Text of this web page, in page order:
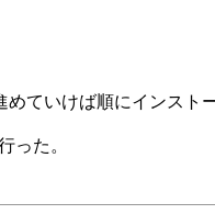
ていけば順にインスト
った。